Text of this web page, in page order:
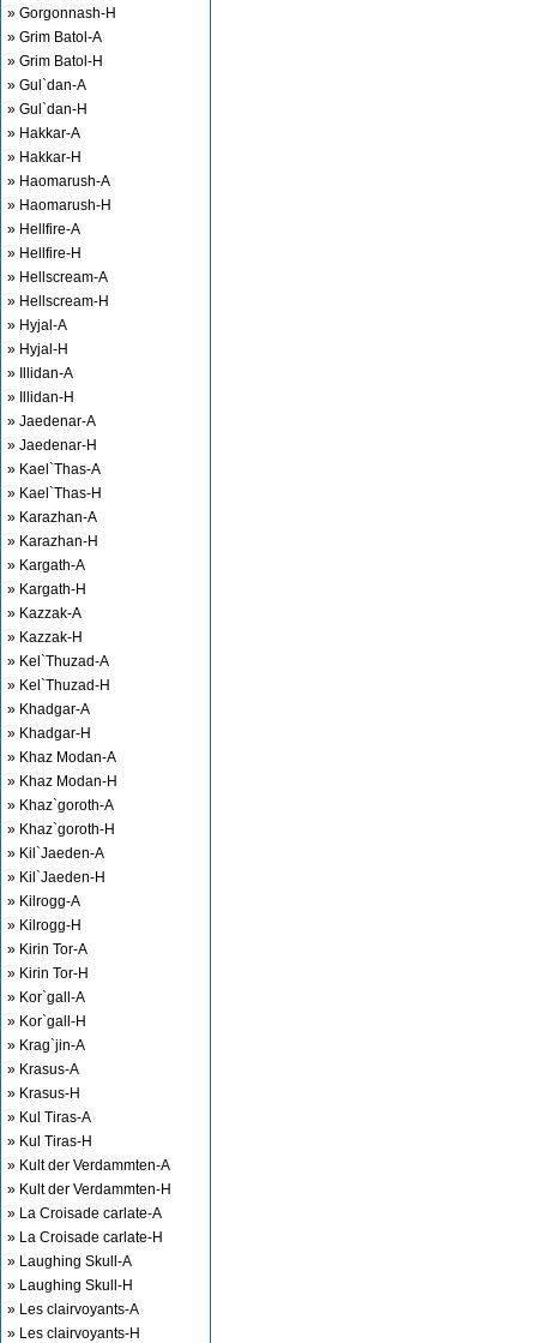
» Gorgonnash-H
» Grim Batol-A
» Grim Batol-H
» Gul`dan-A
» Gul`dan-H
» Hakkar-A
» Hakkar-H
» Haomarush-A
» Haomarush-H
» Hellfire-A
» Hellfire-H
» Hellscream-A
» Hellscream-H
» Hyjal-A
» Hyjal-H
» Illidan-A
» Illidan-H
» Jaedenar-A
» Jaedenar-H
» Kael`Thas-A
» Kael`Thas-H
» Karazhan-A
» Karazhan-H
» Kargath-A
» Kargath-H
» Kazzak-A
» Kazzak-H
» Kel`Thuzad-A
» Kel`Thuzad-H
» Khadgar-A
» Khadgar-H
» Khaz Modan-A
» Khaz Modan-H
» Khaz`goroth-A
» Khaz`goroth-H
» Kil`Jaeden-A
» Kil`Jaeden-H
» Kilrogg-A
» Kilrogg-H
» Kirin Tor-A
» Kirin Tor-H
» Kor`gall-A
» Kor`gall-H
» Krag`jin-A
» Krasus-A
» Krasus-H
» Kul Tiras-A
» Kul Tiras-H
» Kult der Verdammten-A
» Kult der Verdammten-H
» La Croisade carlate-A
» La Croisade carlate-H
» Laughing Skull-A
» Laughing Skull-H
» Les clairvoyants-A
» Les clairvoyants-H